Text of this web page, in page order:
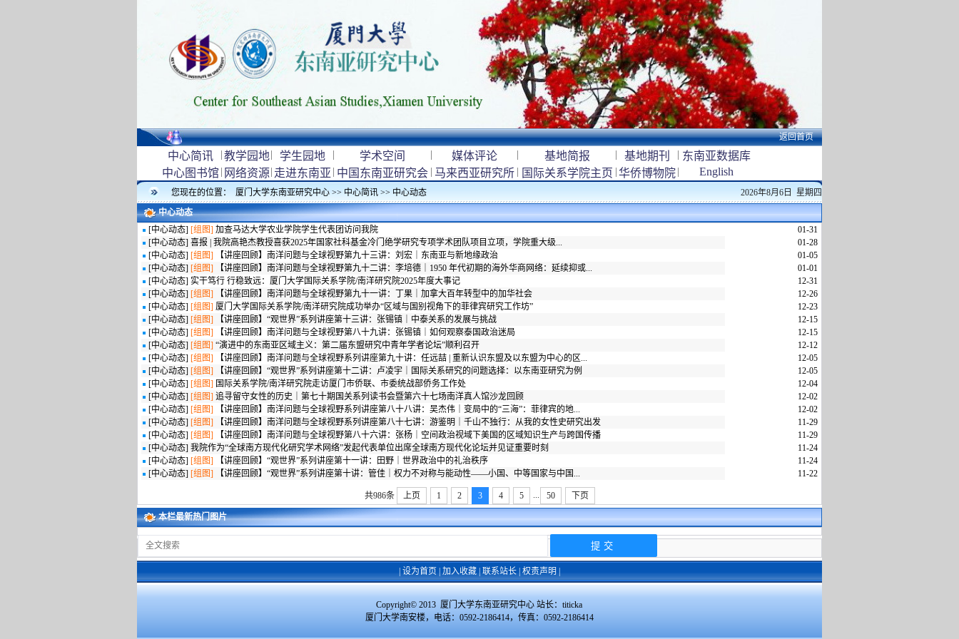
返回首页
中心简讯 |教学园地| 学生园地 | 学术空间 | 媒体评论 | 基地简报 | 基地期刊 | 东南亚数据库
中心图书馆 | 网络资源| 走进东南亚 | 中国东南亚研究会 | 马来西亚研究所 | 国际关系学院主页 |华侨博物院| English
您现在的位置： 厦门大学东南亚研究中心 >> 中心简讯 >> 中心动态
2026年8月6日 星期四
中心动态
[中心动态] [组图] 加查马达大学农业学院学生代表团访问我院
01-31
[中心动态] 喜报 | 我院高艳杰教授喜获2025年国家社科基金冷门绝学研究专项学术团队项目立项，学院重大级...
01-28
[中心动态] [组图] 【讲座回顾】南洋问题与全球视野第九十三讲：刘宏｜东南亚与新地缘政治
01-05
[中心动态] [组图] 【讲座回顾】南洋问题与全球视野第九十二讲：李培德｜1950 年代初期的海外华商网络：延续抑或...
01-01
[中心动态] 实干笃行 行稳致远：厦门大学国际关系学院/南洋研究院2025年度大事记
12-31
[中心动态] [组图] 【讲座回顾】南洋问题与全球视野第九十一讲：丁果｜加拿大百年转型中的加华社会
12-26
[中心动态] [组图] 厦门大学国际关系学院/南洋研究院成功举办“区域与国别视角下的菲律宾研究工作坊”
12-23
[中心动态] [组图] 【讲座回顾】“观世界”系列讲座第十三讲：张锡镇｜中泰关系的发展与挑战
12-15
[中心动态] [组图] 【讲座回顾】南洋问题与全球视野第八十九讲：张锡镇｜如何观察泰国政治迷局
12-15
[中心动态] [组图] “演进中的东南亚区域主义：第二届东盟研究中青年学者论坛”顺利召开
12-12
[中心动态] [组图] 【讲座回顾】南洋问题与全球视野系列讲座第九十讲：任远喆 | 重新认识东盟及以东盟为中心的区...
12-05
[中心动态] [组图] 【讲座回顾】“观世界”系列讲座第十二讲：卢凌宇｜国际关系研究的问题选择：以东南亚研究为例
12-05
[中心动态] [组图] 国际关系学院/南洋研究院走访厦门市侨联、市委统战部侨务工作处
12-04
[中心动态] [组图] 追寻留守女性的历史｜第七十期国关系列读书会暨第六十七场南洋真人馆沙龙回顾
12-02
[中心动态] [组图] 【讲座回顾】南洋问题与全球视野系列讲座第八十八讲：吴杰伟｜变局中的“三海”：菲律宾的地...
12-02
[中心动态] [组图] 【讲座回顾】南洋问题与全球视野系列讲座第八十七讲：游鉴明｜千山不独行：从我的女性史研究出发
11-29
[中心动态] [组图] 【讲座回顾】南洋问题与全球视野第八十六讲：张杨｜空间政治视域下美国的区域知识生产与跨国传播
11-29
[中心动态] 我院作为“全球南方现代化研究学术网络”发起代表单位出席全球南方现代化论坛并见证重要时刻
11-24
[中心动态] [组图] 【讲座回顾】“观世界”系列讲座第十一讲：田野｜世界政治中的礼治秩序
11-24
[中心动态] [组图] 【讲座回顾】“观世界”系列讲座第十讲：管佳｜权力不对称与能动性——小国、中等国家与中国... 11-22
共986条 上页 1 2 3 4 5 50 下页
本栏最新热门图片
设为首页 加入收藏 联系站长 权责声明
Copyright© 2013 厦门大学东南亚研究中心 站长： titicka
厦门大学南安楼，电话：0592-2186414，传真：0592-2186414